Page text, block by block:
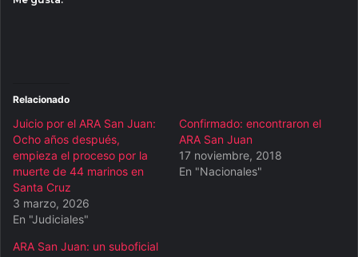
Relacionado
Juicio por el ARA San Juan:
Ocho años después,
empieza el proceso por la
muerte de 44 marinos en
Santa Cruz
3 marzo, 2026
En "Judiciales"
Confirmado: encontraron el
ARA San Juan
17 noviembre, 2018
En "Nacionales"
ARA San Juan: un suboficial